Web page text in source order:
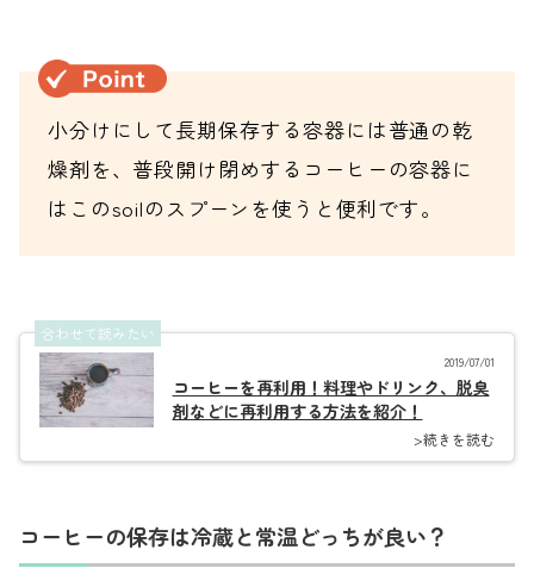
小分けにして長期保存する容器には普通の乾
燥剤を、普段開け閉めするコーヒーの容器に
はこのsoilのスプーンを使うと便利です。
合わせて読みたい
2019/07/01
コーヒーを再利用！料理やドリンク、脱臭
剤などに再利用する方法を紹介！
>続きを読む
コーヒーの保存は冷蔵と常温どっちが良い？